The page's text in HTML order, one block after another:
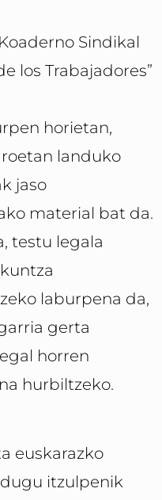
Sindikal
los Trabajadores”
horietan,
landuko
jaso
material bat da.
testu legala
laburpena da,
gerta
horren
hurbiltzeko.
euskarazko
itzulpenik